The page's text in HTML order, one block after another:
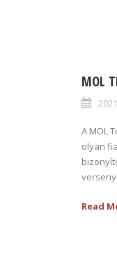
MOL
A MOL
olyan
Read